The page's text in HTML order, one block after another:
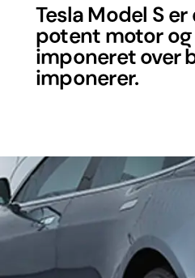
Tesla Model S
potent motor og
imponeret over
imponerer.